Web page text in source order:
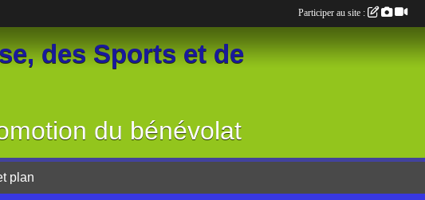
des Sports et de
du bénévolat
plan
Participer au site :